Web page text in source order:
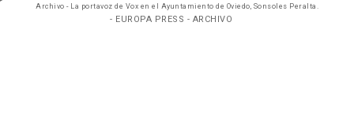
Archivo - La portavoz de Vox en el Ayuntamiento de Oviedo, Sonsoles Peralta.
- EUROPA PRESS - ARCHIVO